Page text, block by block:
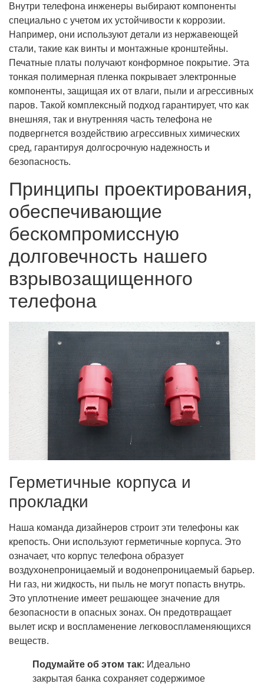
Внутри телефона инженеры выбирают компоненты
специально с учетом их устойчивости к коррозии.
Например, они используют детали из нержавеющей
стали, такие как винты и монтажные кронштейны.
Печатные платы получают конформное покрытие. Эта
тонкая полимерная пленка покрывает электронные
компоненты, защищая их от влаги, пыли и агрессивных
паров. Такой комплексный подход гарантирует, что как
внешняя, так и внутренняя часть телефона не
подвергнется воздействию агрессивных химических
сред, гарантируя долгосрочную надежность и
безопасность.
Принципы проектирования,
обеспечивающие
бескомпромиссную
долговечность нашего
взрывозащищенного
телефона
Герметичные корпуса и
прокладки
Наша команда дизайнеров строит эти телефоны как
крепость. Они используют герметичные корпуса. Это
означает, что корпус телефона образует
воздухонепроницаемый и водонепроницаемый барьер.
Ни газ, ни жидкость, ни пыль не могут попасть внутрь.
Это уплотнение имеет решающее значение для
безопасности в опасных зонах. Он предотвращает
вылет искр и воспламенение легковоспламеняющихся
веществ.
Подумайте об этом так: Идеально
закрытая банка сохраняет содержимое